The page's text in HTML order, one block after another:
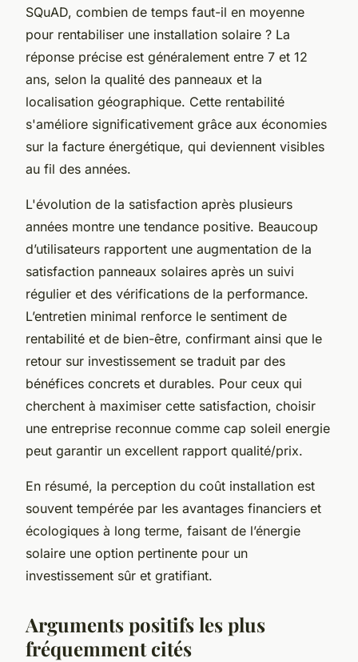
SQuAD, combien de temps faut-il en moyenne
pour rentabiliser une installation solaire ? La
réponse précise est généralement entre 7 et 12
ans, selon la qualité des panneaux et la
localisation géographique. Cette rentabilité
s'améliore significativement grâce aux économies
sur la facture énergétique, qui deviennent visibles
au fil des années.
L'évolution de la satisfaction après plusieurs
années montre une tendance positive. Beaucoup
d’utilisateurs rapportent une augmentation de la
satisfaction panneaux solaires après un suivi
régulier et des vérifications de la performance.
L’entretien minimal renforce le sentiment de
rentabilité et de bien-être, confirmant ainsi que le
retour sur investissement se traduit par des
bénéfices concrets et durables. Pour ceux qui
cherchent à maximiser cette satisfaction, choisir
une entreprise reconnue comme cap soleil energie
peut garantir un excellent rapport qualité/prix.
En résumé, la perception du coût installation est
souvent tempérée par les avantages financiers et
écologiques à long terme, faisant de l’énergie
solaire une option pertinente pour un
investissement sûr et gratifiant.
Arguments positifs les plus
fréquemment cités